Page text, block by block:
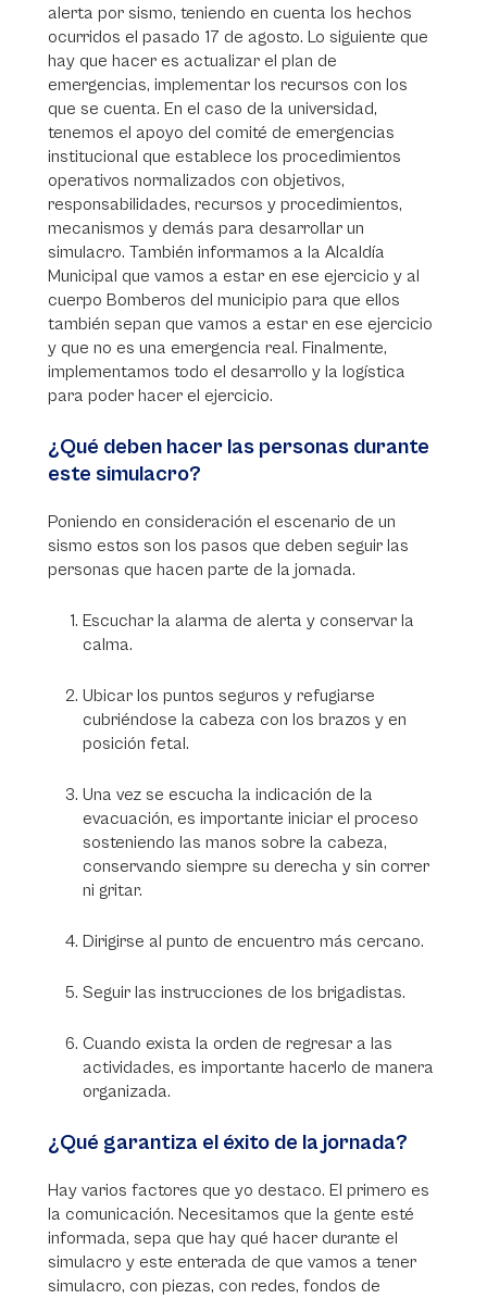
alerta por sismo, teniendo en cuenta los hechos
ocurridos el pasado 17 de agosto. Lo siguiente que
hay que hacer es actualizar el plan de
emergencias, implementar los recursos con los
que se cuenta. En el caso de la universidad,
tenemos el apoyo del comité de emergencias
institucional que establece los procedimientos
operativos normalizados con objetivos,
responsabilidades, recursos y procedimientos,
mecanismos y demás para desarrollar un
simulacro. También informamos a la Alcaldía
Municipal que vamos a estar en ese ejercicio y al
cuerpo Bomberos del municipio para que ellos
también sepan que vamos a estar en ese ejercicio
y que no es una emergencia real. Finalmente,
implementamos todo el desarrollo y la logística
para poder hacer el ejercicio.
¿Qué deben hacer las personas durante
este simulacro?
Poniendo en consideración el escenario de un
sismo estos son los pasos que deben seguir las
personas que hacen parte de la jornada.
Escuchar la alarma de alerta y conservar la
calma.
Ubicar los puntos seguros y refugiarse
cubriéndose la cabeza con los brazos y en
posición fetal.
Una vez se escucha la indicación de la
evacuación, es importante iniciar el proceso
sosteniendo las manos sobre la cabeza,
conservando siempre su derecha y sin correr
ni gritar.
Dirigirse al punto de encuentro más cercano.
Seguir las instrucciones de los brigadistas.
Cuando exista la orden de regresar a las
actividades, es importante hacerlo de manera
organizada.
¿Qué garantiza el éxito de la jornada?
Hay varios factores que yo destaco. El primero es
la comunicación. Necesitamos que la gente esté
informada, sepa que hay qué hacer durante el
simulacro y este enterada de que vamos a tener
simulacro, con piezas, con redes, fondos de